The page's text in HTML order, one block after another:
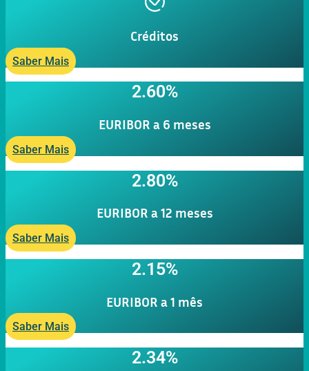
Créditos
Saber Mais
2.60%
EURIBOR a 6 meses
Saber Mais
2.80%
EURIBOR a 12 meses
Saber Mais
2.15%
EURIBOR a 1 mês
Saber Mais
2.34%